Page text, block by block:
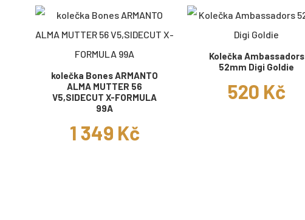
kolečka Bones ARMANTO
ALMA MUTTER 56
V5,SIDECUT X-FORMULA
99A
1 349 Kč
Kolečka Ambassadors
52mm Digi Goldie
520 Kč